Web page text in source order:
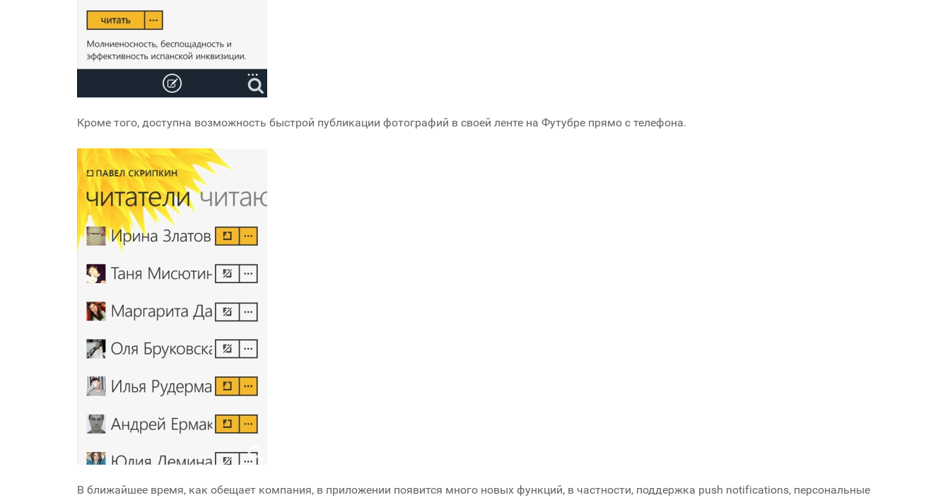
Кроме того, доступна возможность быстрой публикации фотографий в своей ленте на Футубре прямо с телефона.
В ближайшее время, как обещает компания, в приложении появится много новых функций, в частности, поддержка push notifications, персональные